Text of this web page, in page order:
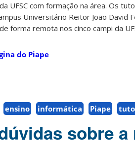
UFSC com formação na área. Os
Universitário Reitor João David
forma remota nos cinco campi da
do Piape
ensino informática Piape
sobre